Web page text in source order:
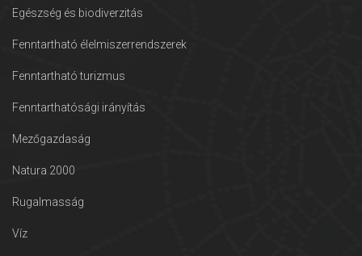
Egészség és biodiverzitás
Fenntartható élelmiszerrendszerek
Fenntartható turizmus
Fenntarthatósági irányítás
Mezőgazdaság
Natura 2000
Rugalmasság
Víz